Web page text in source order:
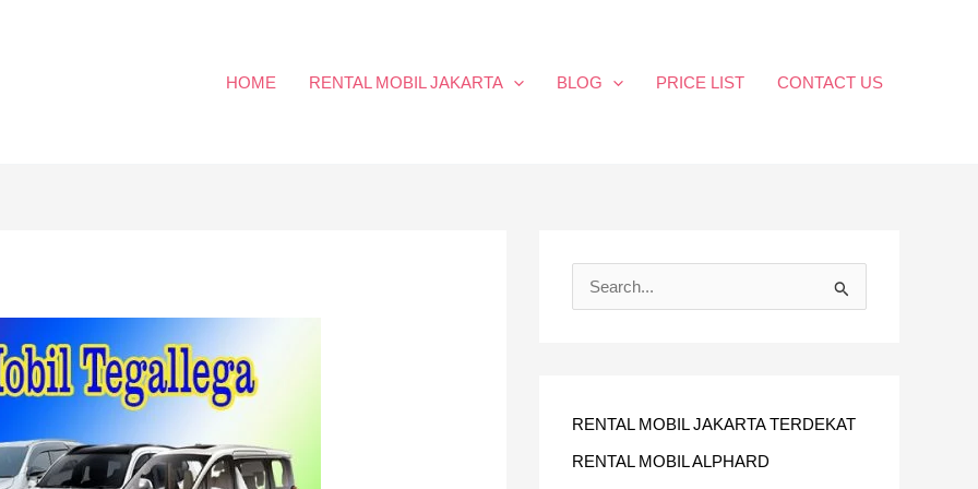
HOME RENTAL MOBIL JAKARTA BLOG PRICE LIST CONTACT US
U
N
RENTAL MOBIL JAKARTA TERDEKAT
RENTAL MOBIL ALPHARD